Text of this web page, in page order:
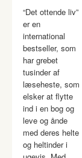
“Det ottende liv”
er en
international
bestseller, som
har grebet
tusinder af
læseheste, som
elsker at flytte
ind i en bog og
leve og ånde
med deres helte
og heltinder i